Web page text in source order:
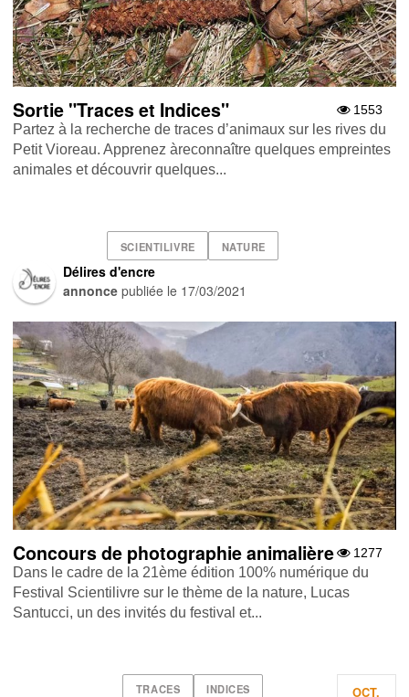
1553
Sortie "Traces et Indices"
Partez à la recherche de traces d’animaux sur les rives du
Petit Vioreau. Apprenez àreconnaître quelques empreintes
animales et découvrir quelques...
SCIENTILIVRE NATURE
Délires d'encre
annonce publiée le 17/03/2021
1277
Concours de photographie animalière
Dans le cadre de la 21ème édition 100% numérique du
Festival Scientilivre sur le thème de la nature, Lucas
Santucci, un des invités du festival et...
TRACES INDICES OCT.